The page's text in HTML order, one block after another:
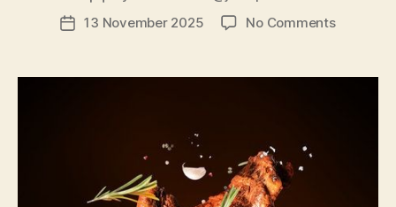
author
Post13 November 2025 No Commentson
Berlin: